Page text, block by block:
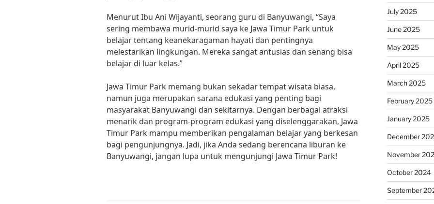
Menurut Ibu Ani Wijayanti, seorang guru di Banyuwangi, “Saya
sering membawa murid-murid saya ke Jawa Timur Park untuk
belajar tentang keanekaragaman hayati dan pentingnya
melestarikan lingkungan. Mereka sangat antusias dan senang bisa
belajar di luar kelas.”
Jawa Timur Park memang bukan sekadar tempat wisata biasa,
namun juga merupakan sarana edukasi yang penting bagi
masyarakat Banyuwangi dan sekitarnya. Dengan berbagai atraksi
menarik dan program-program edukasi yang diselenggarakan, Jawa
Timur Park mampu memberikan pengalaman belajar yang berkesan
bagi pengunjungnya. Jadi, jika Anda sedang berencana liburan ke
Banyuwangi, jangan lupa untuk mengunjungi Jawa Timur Park!
July 2025
June 2025
May 2025
April 2025
March 2025
February 2025
January 2025
December
November
October 2024
September